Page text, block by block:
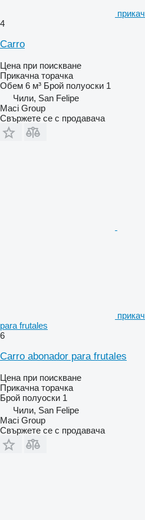
4
Carro
Цена при поискване
Прикачна торачка
Обем 6 м³ Брой полуоски 1
Чили, San Felipe
Maci Group
Свържете се с продавача
para frutales
6
Carro abonador para frutales
Цена при поискване
Прикачна торачка
Брой полуоски 1
Чили, San Felipe
Maci Group
Свържете се с продавача